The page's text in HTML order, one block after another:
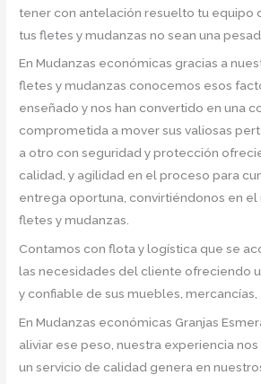
tener con antelación resuelto tu equipo
tus fletes y mudanzas no sean una
En Mudanzas económicas gracias a
fletes y mudanzas conocemos esos
enseñado y nos han convertido en una
comprometida a mover sus valiosas
a otro con seguridad y protección
calidad, y agilidad en el proceso para
entrega oportuna, convirtiéndonos en el
fletes y mudanzas.
Contamos con flota y logística que se
las necesidades del cliente ofreciendo
y confiable de sus muebles, mercancías,
En Mudanzas económicas Granjas
aliviar ese peso, nuestra experiencia
un servicio de calidad genera en